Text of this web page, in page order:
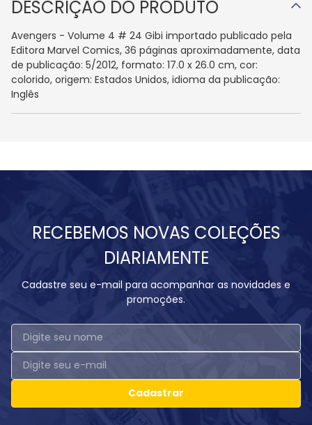
DESCRIÇÃO DO PRODUTO
Avengers - Volume 4 # 24 Gibi importado publicado pela
Editora Marvel Comics, 36 páginas aproximadamente, data
de publicação: 5/2012, formato: 17.0 x 26.0 cm, cor:
colorido, origem: Estados Unidos, idioma da publicação:
Inglês
RECEBEMOS NOVAS COLEÇÕES
DIARIAMENTE
Cadastre seu e-mail para acompanhar as novidades e
promoções.
Cadastrar